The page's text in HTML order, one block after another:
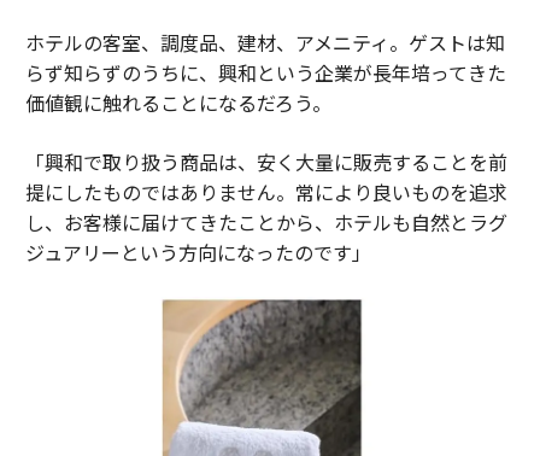
ホテルの客室、調度品、建材、アメニティ。ゲストは知
らず知らずのうちに、興和という企業が長年培ってきた
価値観に触れることになるだろう。
「興和で取り扱う商品は、安く大量に販売することを前
提にしたものではありません。常により良いものを追求
し、お客様に届けてきたことから、ホテルも自然とラグ
ジュアリーという方向になったのです」